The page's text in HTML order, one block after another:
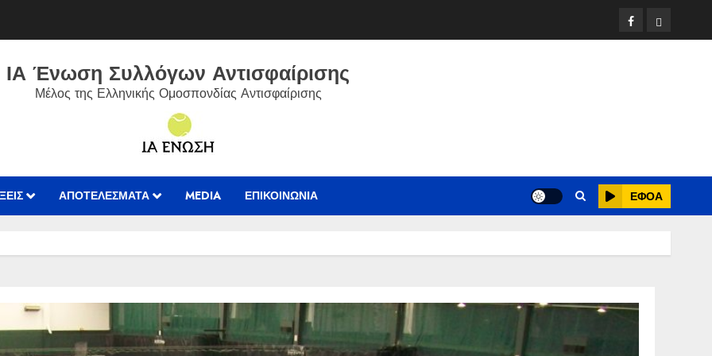
Facebook
ΕΦΟΑ
Τένις
ΙΑ Ένωση Συλλόγων Αντισφαίρισης
Μέλος της Ελληνικής Ομοσπονδίας Αντισφαίρισης
ΑΠΟΤΕΛΈΣΜΑΤΑ MEDIA ΕΠΙΚΟΙΝΩΝIΑ ΕΦΟΑ